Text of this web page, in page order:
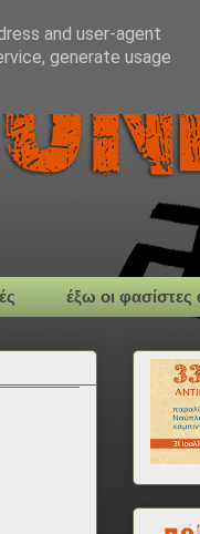
έξω οι φασίστες
and user-agent
generate usage